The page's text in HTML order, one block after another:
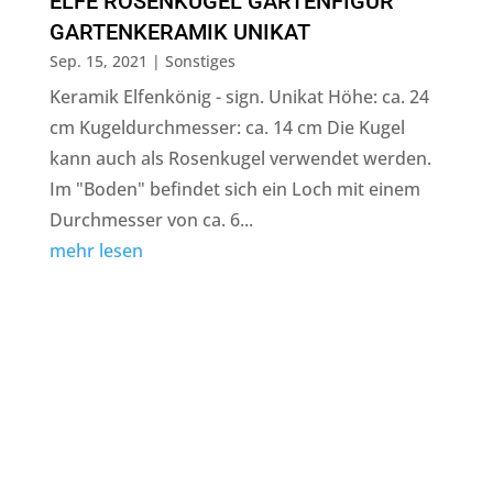
GARTENKERAMIK UNIKAT
Sep. 15, 2021 | Sonstiges
Keramik Elfenkönig - sign. Unikat Höhe: ca. 24
cm Kugeldurchmesser: ca. 14 cm Die Kugel
kann auch als Rosenkugel verwendet werden.
Im "Boden" befindet sich ein Loch mit einem
Durchmesser von ca. 6...
mehr lesen